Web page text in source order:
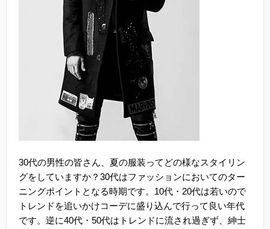
30代の男性の皆さん、夏の服装ってどの様なスタイリン
グをしていますか？30代はファッションにおいてのター
ニングポイントとなる時期です。10代・20代は若いので
トレンドを追いかけコーデに盛り込んで行って良い年代
です。逆に40代・50代はトレンドに流され過ぎず、紳士